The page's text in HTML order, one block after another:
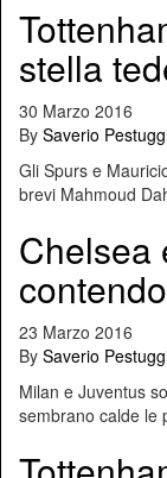
stella
30 Marzo 2016
By Saverio
Gli Spurs e
brevi Mahmoud
Chelsea
23 Marzo 2016
By Saverio
Milan e Juventus
sembrano calde le